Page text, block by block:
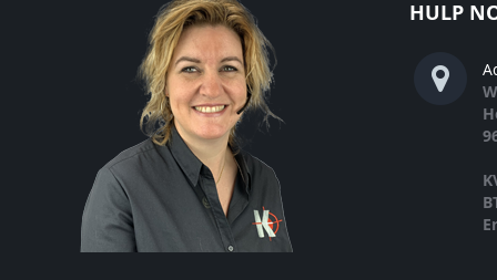
HULP